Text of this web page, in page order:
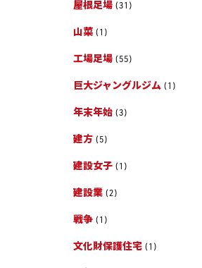
屋根足場 (31)
山菜 (1)
工場足場 (55)
巨大ジャングルジム (1)
年末年始 (3)
建方 (5)
建設女子 (1)
建設業 (2)
戦争 (1)
文化財保護住宅 (1)